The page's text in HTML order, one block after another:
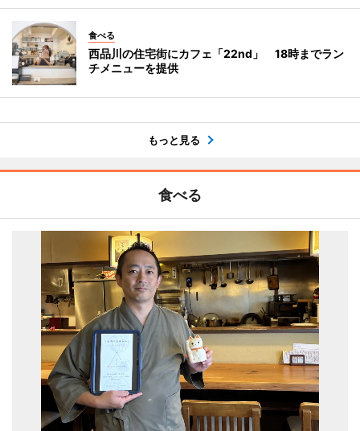
食べる
西品川の住宅街にカフェ「22nd」 18時までラン
チメニューを提供
もっと見る
食べる